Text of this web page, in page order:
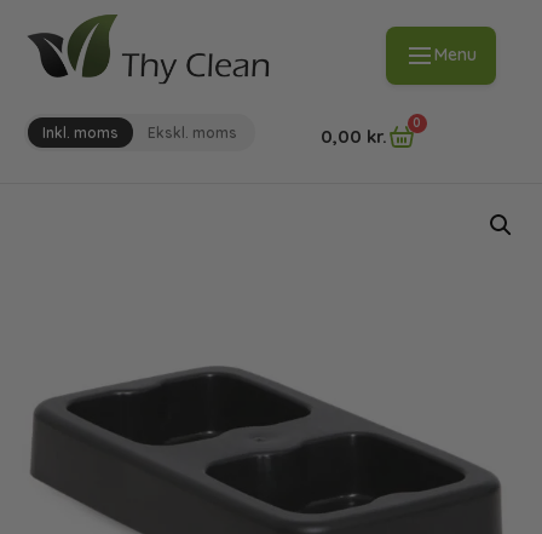
Menu
Inkl. moms Ekskl. moms 0,00 kr.
0